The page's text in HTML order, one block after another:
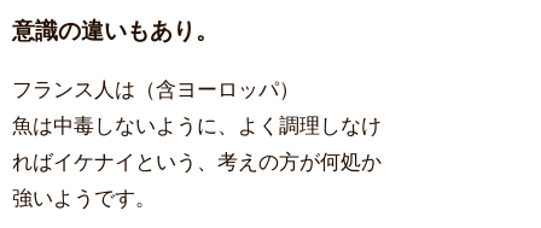
意識の違いもあり。
フランス人は（含ヨーロッパ）
魚は中毒しないように、よく調理しなけ
ればイケナイという、考えの方が何処か
強いようです。